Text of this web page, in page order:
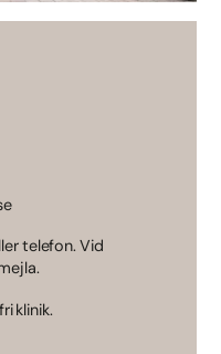
telefon. Vid
klinik.